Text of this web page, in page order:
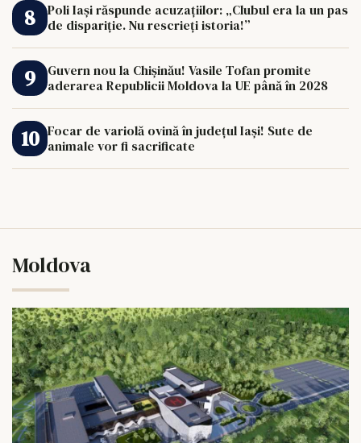
Poli Iași răspunde acuzațiilor: „Clubul era la un pas
de dispariție. Nu rescrieți istoria!”
Guvern nou la Chișinău! Vasile Tofan promite
aderarea Republicii Moldova la UE până în 2028
Focar de variolă ovină în județul Iași! Sute de
animale vor fi sacrificate
Moldova